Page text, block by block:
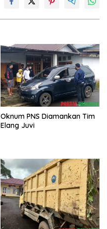
Oknum PNS Diamankan Tim
Elang Juvi